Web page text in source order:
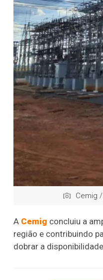
Cemig
A Cemig concluiu a
região e contribuindo
dobrar a